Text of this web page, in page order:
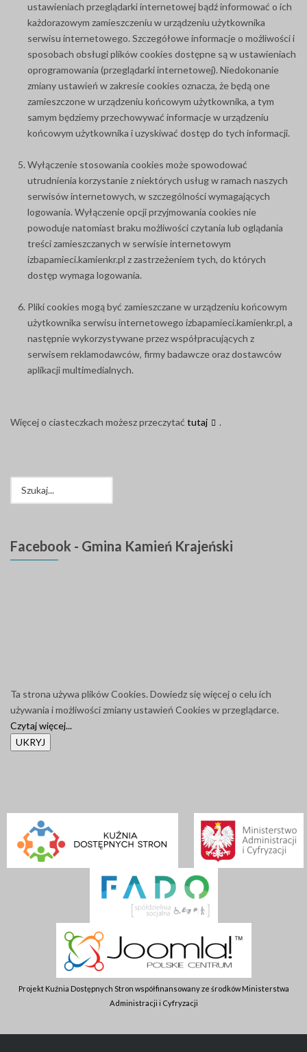
ustawieniach przeglądarki internetowej bądź informować o ich
każdorazowym zamieszczeniu w urządzeniu użytkownika
serwisu internetowego. Szczegółowe informacje o możliwości i
sposobach obsługi plików cookies dostępne są w ustawieniach
oprogramowania (przeglądarki internetowej). Niedokonanie
zmiany ustawień w zakresie cookies oznacza, że będą one
zamieszczone w urządzeniu końcowym użytkownika, a tym
samym będziemy przechowywać informacje w urządzeniu
końcowym użytkownika i uzyskiwać dostęp do tych informacji.
Wyłączenie stosowania cookies może spowodować
utrudnienia korzystanie z niektórych usług w ramach naszych
serwisów internetowych, w szczególności wymagających
logowania. Wyłączenie opcji przyjmowania cookies nie
powoduje natomiast braku możliwości czytania lub oglądania
treści zamieszczanych w serwisie internetowym
izbapamieci.kamienkr.pl z zastrzeżeniem tych, do których
dostęp wymaga logowania.
Pliki cookies mogą być zamieszczane w urządzeniu końcowym
użytkownika serwisu internetowego izbapamieci.kamienkr.pl, a
następnie wykorzystywane przez współpracujących z
serwisem reklamodawców, firmy badawcze oraz dostawców
aplikacji multimedialnych.
Więcej o ciasteczkach możesz przeczytać tutaj .
Facebook - Gmina Kamień Krajeński
Ta strona używa plików Cookies. Dowiedz się więcej o celu ich
używania i możliwości zmiany ustawień Cookies w przeglądarce.
Czytaj więcej...
Projekt Kuźnia Dostępnych Stron współfinansowany ze środków Ministerstwa
Administracji i Cyfryzacji